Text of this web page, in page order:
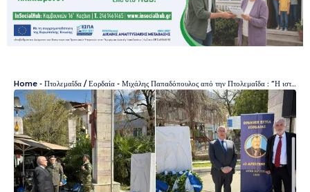
Home - Πτολεμαΐδα / Εορδαία - Μιχάλης Παπαδόπουλος από την Πτολεμαΐδα : “Η ιστορική μνήμη μας καλεί να στεκόμαστε αντάξιοί της” – Τίμησε ως εκπρόσωπος της Βουλής τα 112 χρόνια από τη Γενοκτονία του Θρακικού Ελληνισμού